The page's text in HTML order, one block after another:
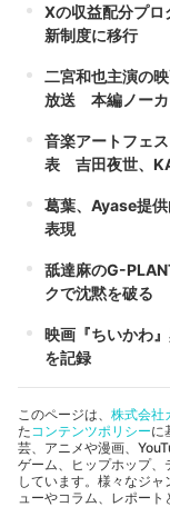
Xの収益配分プ
新制度に移行
二宮和也主演の
放送 本編ノーカ
音楽アートフェ
表 吉田夜世、
葛葉、Ayase提
表現
舐達麻のG-
クで沈黙を破る
映画『ちいかわ
を記録
このページは、 株式会社
た コンテンツポリシーに
芸、アニメや漫画、
ゲーム、ヒップホップ
しています。様々なジ
ューやコラム、レポート